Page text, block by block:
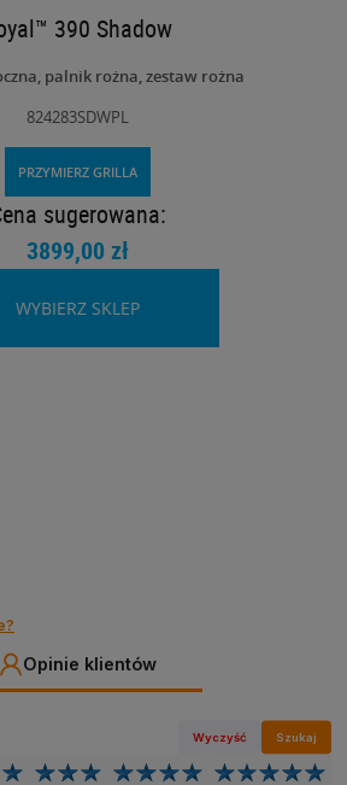
390 Shadow
palnik rożna, zestaw rożna
824283SDWPL
PRZYMIERZ GRILLA
sugerowana:
3899,00 zł
WYBIERZ SKLEP
Opinie klientów
Wyczyść Szukaj